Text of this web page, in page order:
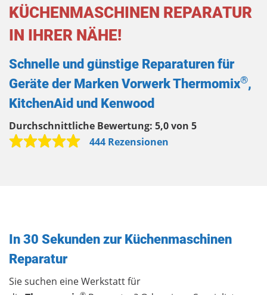
KÜCHENMASCHINEN REPARATUR
IN IHRER NÄHE!
Schnelle und günstige Reparaturen für
Geräte der Marken Vorwerk Thermomix®,
KitchenAid und Kenwood
Durchschnittliche Bewertung: 5,0 von 5
444 Rezensionen
In 30 Sekunden zur Küchenmaschinen
Reparatur
Sie suchen eine Werkstatt für